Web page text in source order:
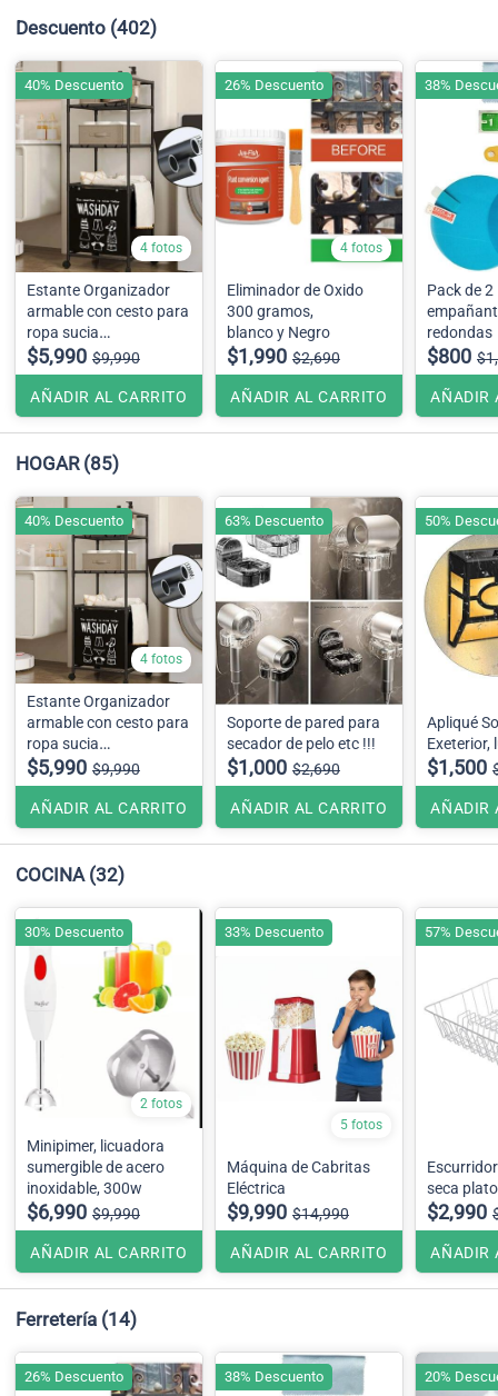
Descuento (402)
4 fotos
Estante Organizador
armable con cesto para
ropa sucia
42cmx32cmx1.30
$5,990 $9,990
AÑADIR AL CARRITO
40% Descuento
4 fotos
Eliminador de Oxido
300 gramos,
blanco y Negro
$1,990 $2,690
AÑADIR AL CARRITO
26% Descuento
Pack de
redondas
$800
AÑADIR
38%
HOGAR (85)
4 fotos
Estante Organizador
armable con cesto para
ropa sucia
42cmx32cmx1.30
$5,990 $9,990
AÑADIR AL CARRITO
40% Descuento
Soporte de pared para
secador de pelo etc !!!
$1,000 $2,690
AÑADIR AL CARRITO
63% Descuento
Apliqué
Exeterior,
$1,500
AÑADIR
50%
COCINA (32)
2 fotos
Minipimer, licuadora
sumergible de acero
inoxidable, 300w
$6,990 $9,990
AÑADIR AL CARRITO
30% Descuento
5 fotos
Máquina de Cabritas
Eléctrica
$9,990 $14,990
AÑADIR AL CARRITO
33% Descuento
seca
$2,990
AÑADIR
57%
Ferretería (14)
26% Descuento 38% Descuento 20%